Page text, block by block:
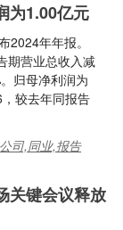
为1.00亿元
年年报。
期营业总收入减
归母净利润为
较去年同报告
司,同业,报告
关键会议释放